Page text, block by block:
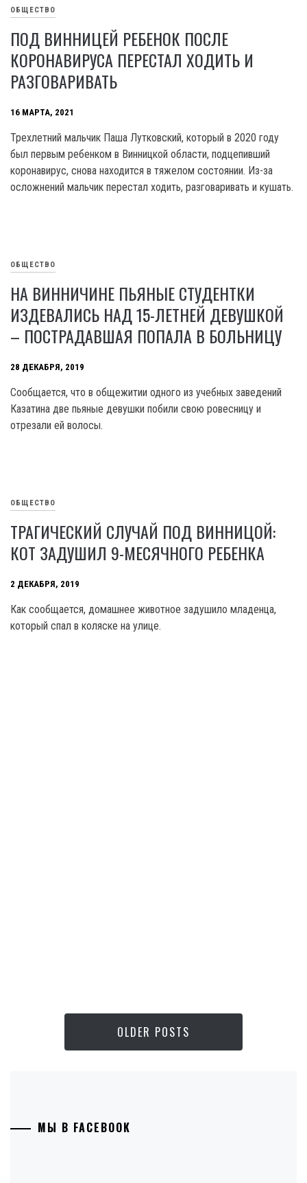
ОБЩЕСТВО
ПОД ВИННИЦЕЙ РЕБЕНОК ПОСЛЕ
КОРОНАВИРУСА ПЕРЕСТАЛ ХОДИТЬ И
РАЗГОВАРИВАТЬ
16 МАРТА, 2021
Трехлетний мальчик Паша Лутковский, который в 2020 году
был первым ребенком в Винницкой области, подцепивший
коронавирус, снова находится в тяжелом состоянии. Из-за
осложнений мальчик перестал ходить, разговаривать и кушать.
ОБЩЕСТВО
НА ВИННИЧИНЕ ПЬЯНЫЕ СТУДЕНТКИ
ИЗДЕВАЛИСЬ НАД 15-ЛЕТНЕЙ ДЕВУШКОЙ
– ПОСТРАДАВШАЯ ПОПАЛА В БОЛЬНИЦУ
28 ДЕКАБРЯ, 2019
Сообщается, что в общежитии одного из учебных заведений
Казатина две пьяные девушки побили свою ровесницу и
отрезали ей волосы.
ОБЩЕСТВО
ТРАГИЧЕСКИЙ СЛУЧАЙ ПОД ВИННИЦОЙ:
КОТ ЗАДУШИЛ 9-МЕСЯЧНОГО РЕБЕНКА
2 ДЕКАБРЯ, 2019
Как сообщается, домашнее животное задушило младенца,
который спал в коляске на улице.
OLDER POSTS
МЫ В FACEBOOK